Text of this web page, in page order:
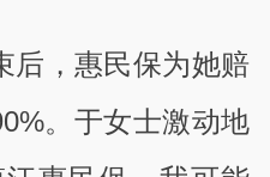
后，惠民保为她赔
。于女士激动地